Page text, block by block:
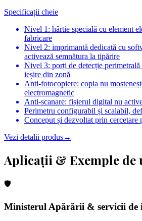
Specificații cheie
Nivel 1: hârtie specială cu element
fabricare
Nivel 2: imprimantă dedicată cu
activează semnătura la tipărire
Nivel 3: porți de detecție
ieșire din zonă
Anti-fotocopiere: copia nu
electromagnetic
Anti-scanare: fișierul digital nu
Perimetru configurabil și scalabil,
Conceput și dezvoltat prin
Vezi detalii produs→
Aplicații & Exemple de
🛡
Ministerul Apărării & servicii de